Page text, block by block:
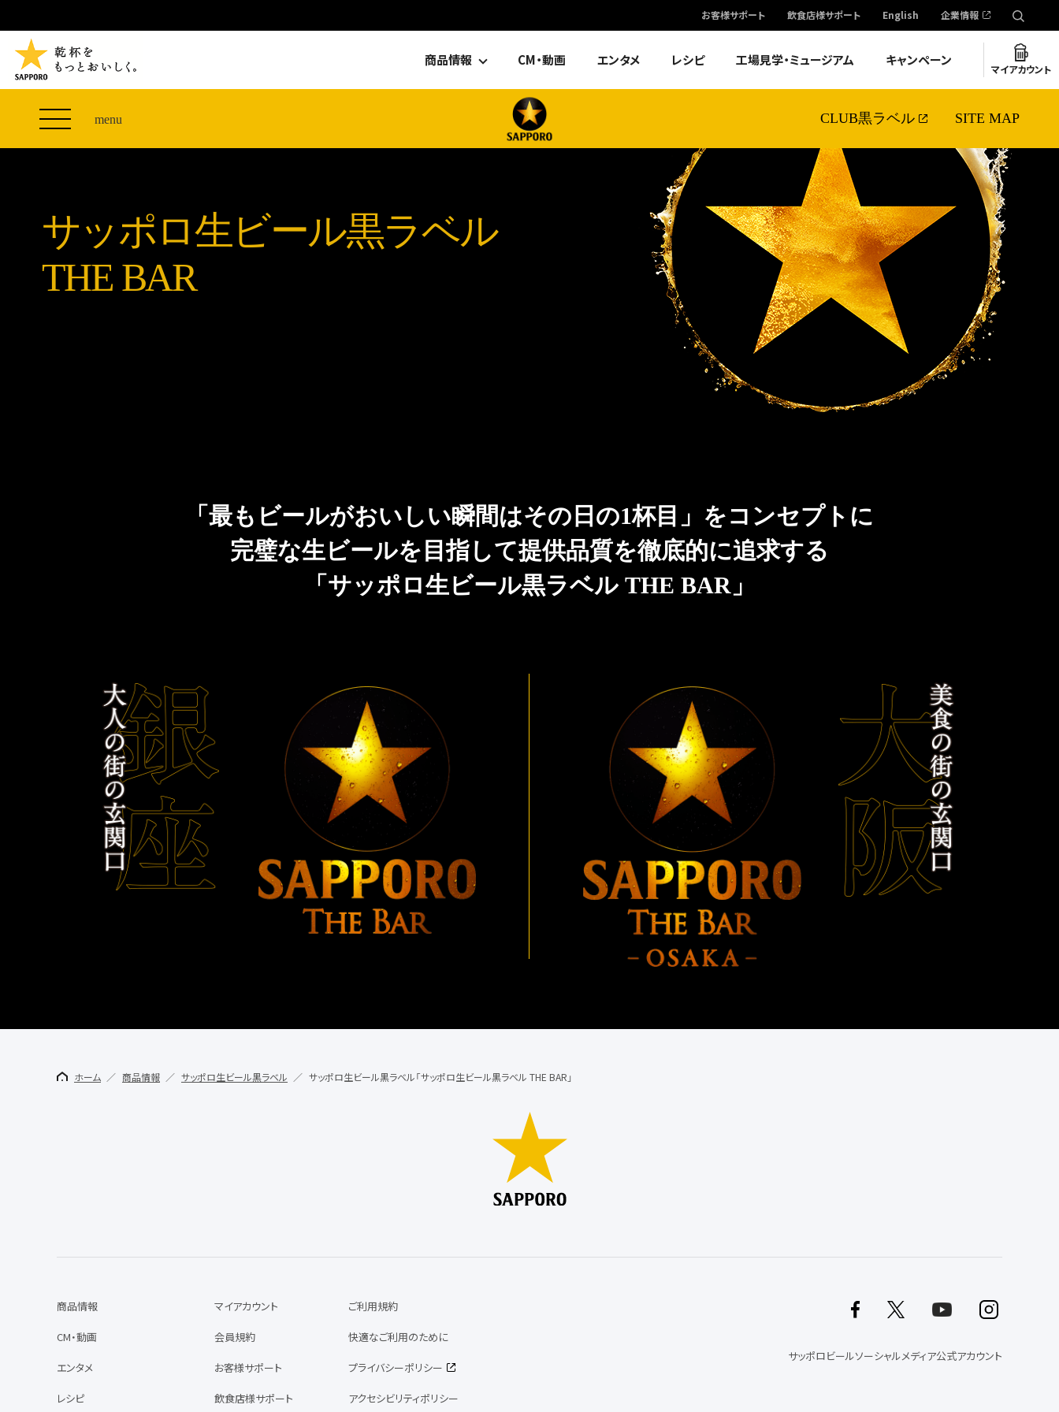
お客様サポート 飲食店様サポート English 企業情報
商品情報 CM・動画 エンタメ レシピ 工場見学・ミュージアム キャンペーン
マイアカウント
menu CLUB黒ラベル SITE MAP
ザ・パーフェクト黒ラベル アワード
山本由伸選手応援プロジェクト「GET A STAR
YOSHINOBU」
サッポロ生ビール黒ラベル 『THE STAR JAM』
限定発売
サッポロ生ビール黒ラベル
オカズデザインが提案する
黒ラベルに合う食40選
ザ・パーフェクト黒ラベルが飲めるお店
CLUB 黒ラベル
サッポロ生ビール黒ラベル
THE BAR
「最もビールがおいしい瞬間はその日の1杯目」をコンセプトに
完璧な生ビールを目指して提供品質を徹底的に追求する
「サッポロ生ビール黒ラベル THE BAR」
ホーム 商品情報 サッポロ生ビール黒ラベル サッポロ生ビール黒ラベル「サッポロ生ビール黒ラベル THE BAR」
サッポロビールソーシャルメディア公式アカウント
商品情報
CM・動画
エンタメ
レシピ
マイアカウント
会員規約
お客様サポート
飲食店様サポート
ご利用規約
快適なご利用のために
プライバシーポリシー
アクセシビリティポリシー